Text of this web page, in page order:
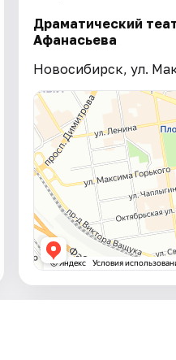
Драматический
Афанасьева
Новосибирск, ул.